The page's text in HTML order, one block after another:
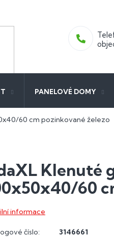
PANELOVÉ DOMY
60 cm pozinkované železo
Klenuté
60
informace
číslo:
3146661